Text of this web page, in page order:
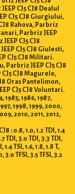
CJ5 CJ8 Dealul
CJ5 CJ8 Giurgiului,
Rahova, Parbriz
Parbriz JEEP
CJ5 CJ8
CJ5 CJ8 Giulesti,
CJ5 CJ8 Militari.
Parbriz JEEP CJ5 CJ8
CJ5 CJ8 Magurele,
Oras Pantelimon,
CJ5 CJ8 Voluntari.
1986, 1987,
1998, 1999, 2000,
2010, 2011, 2012,
: 0.8, 1.0, 1.2 TDI, 1.4
TDI, 3.0 TDI, 3.3 TDI,
1.4 TSI, 1.6, 1.8, 1.8 T,
3.0 TFSI, 3.5 TFSI, 3.2